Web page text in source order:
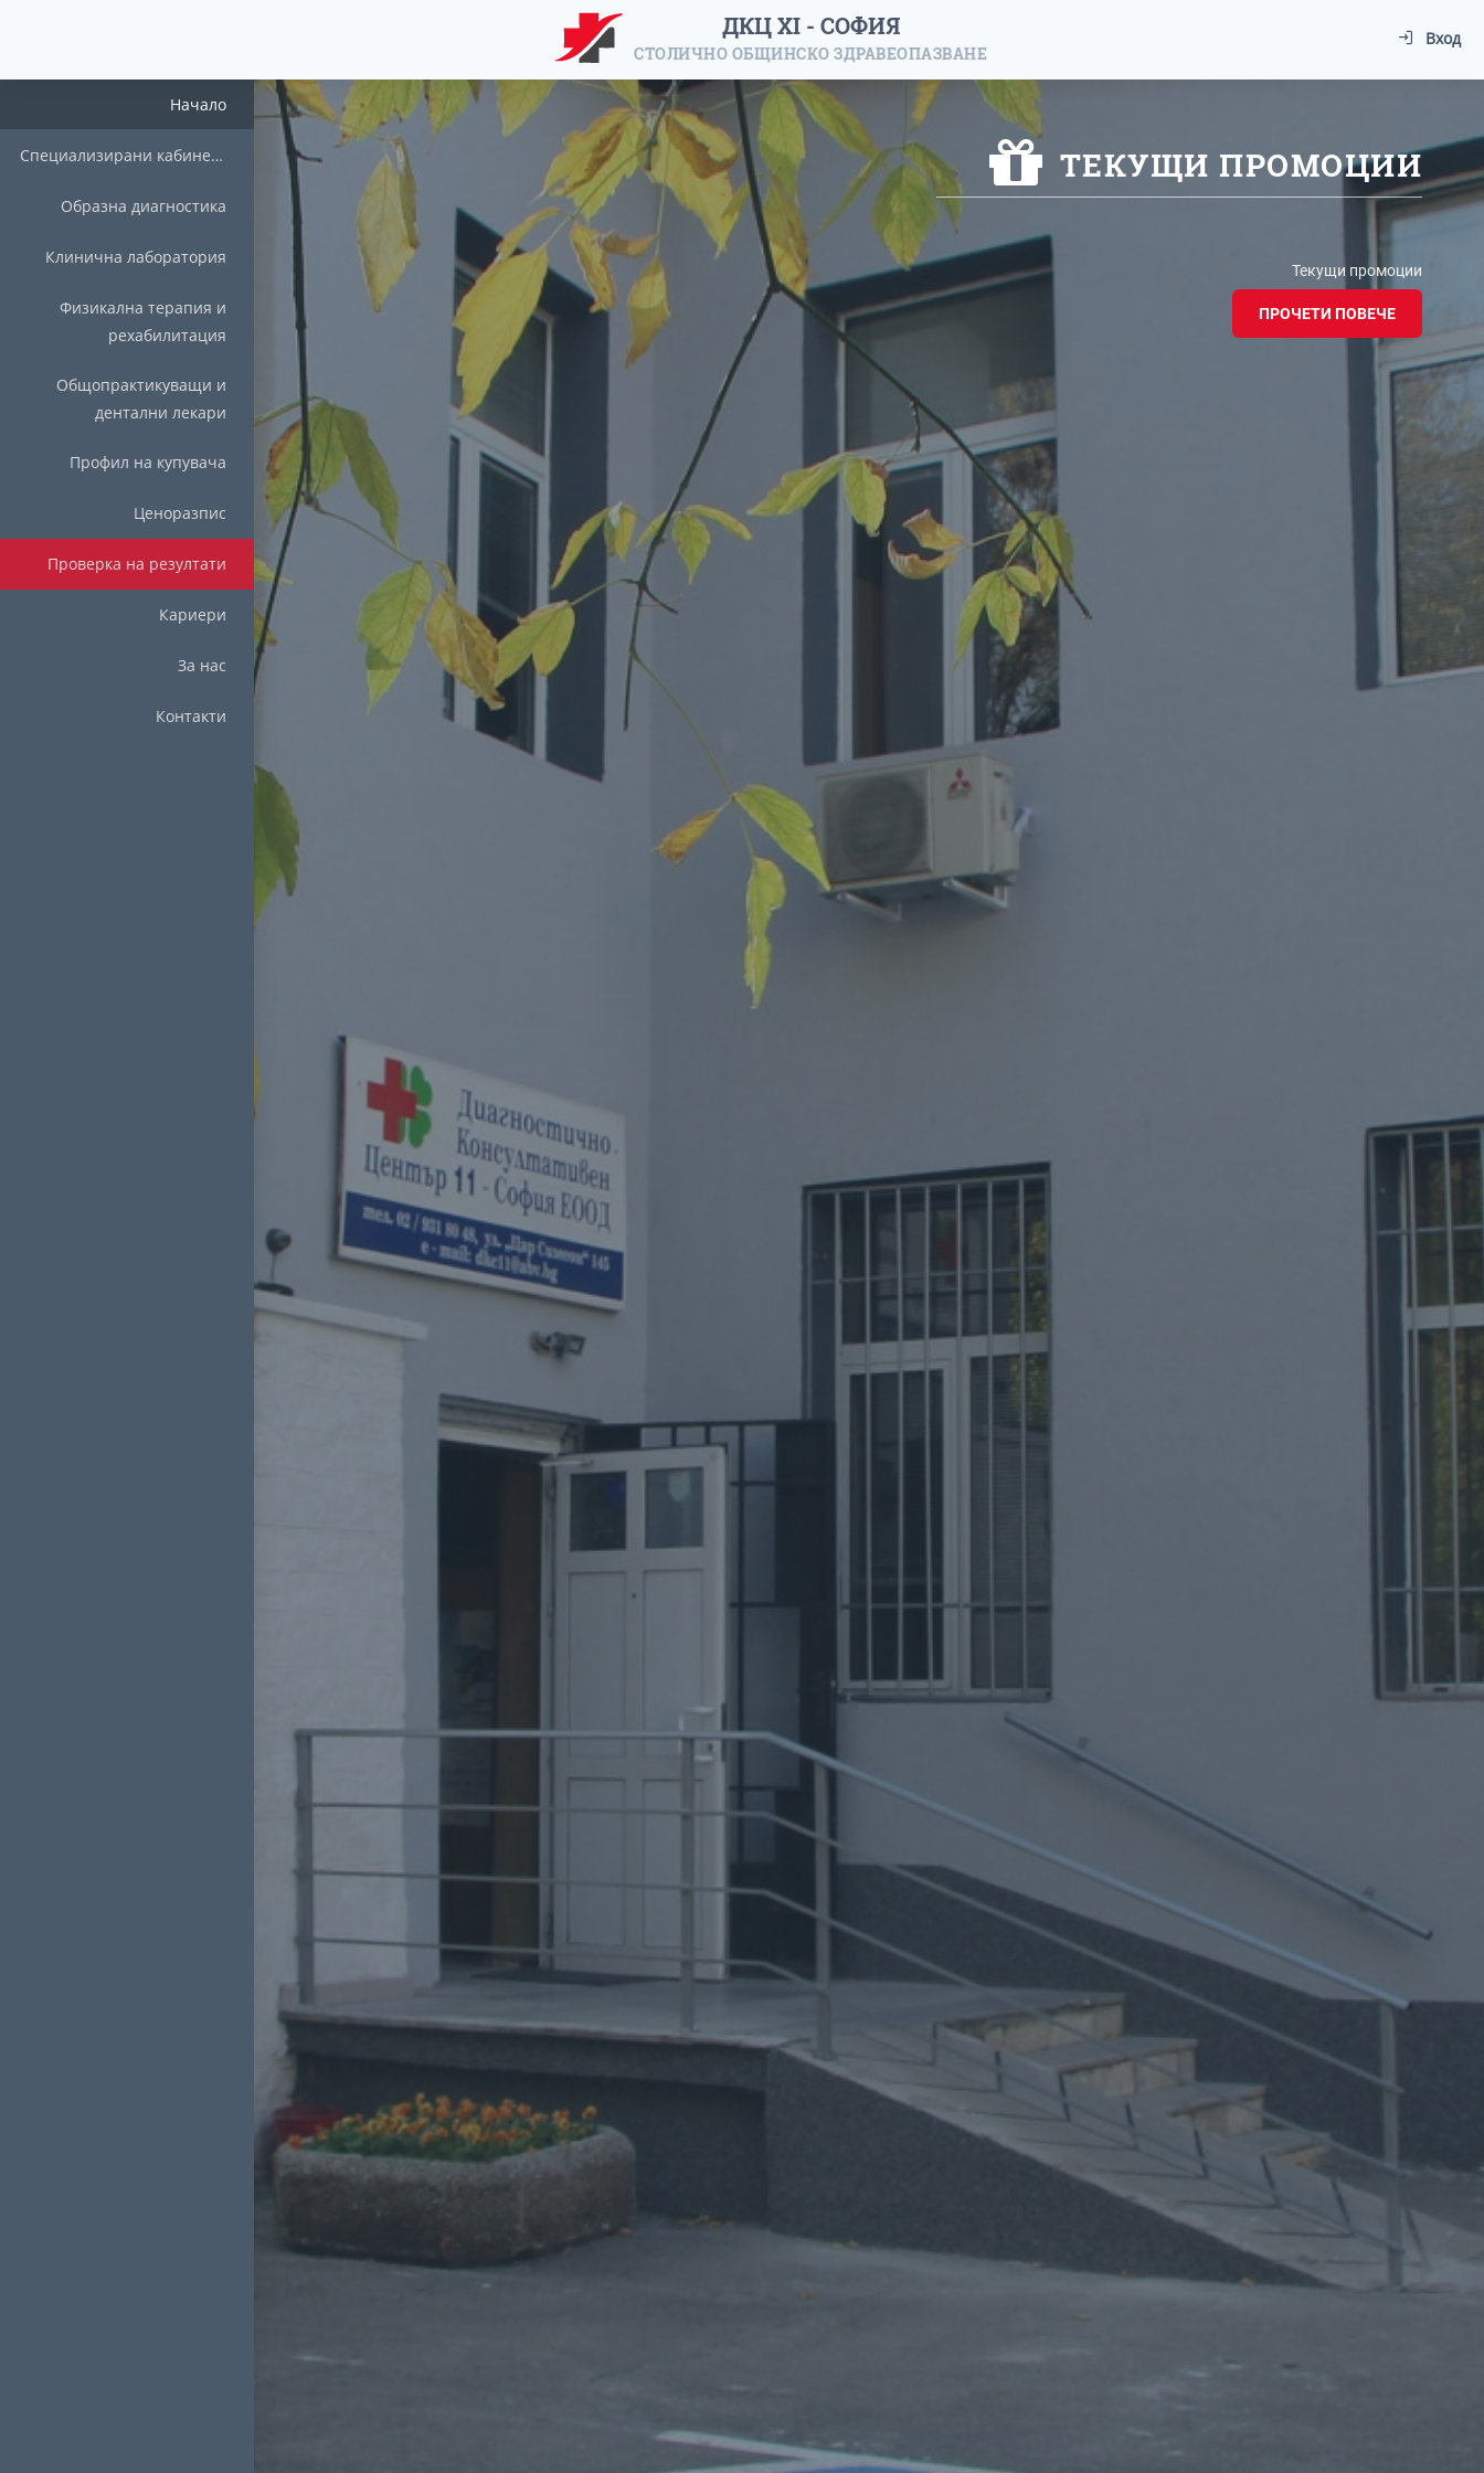
ДКЦ XI - СОФИЯ
СТОЛИЧНО ОБЩИНСКО ЗДРАВЕОПАЗВАНЕ
Вход
Начало
Специализирани кабинети
Образна диагностика
Клинична лаборатория
Физикална терапия и
рехабилитация
Общопрактикуващи и
дентални лекари
Профил на купувача
Ценоразпис
Проверка на резултати
Кариери
За нас
Контакти
ТЕКУЩИ ПРОМОЦИИ
Текущи промоции
ПРОЧЕТИ ПОВЕЧЕ